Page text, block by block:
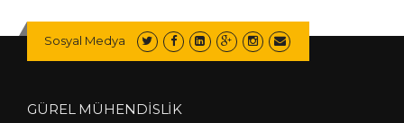
Sosyal Medya
GÜREL MÜHENDİSLİK